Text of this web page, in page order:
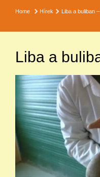
Home Hírek Liba a buliban
Liba a